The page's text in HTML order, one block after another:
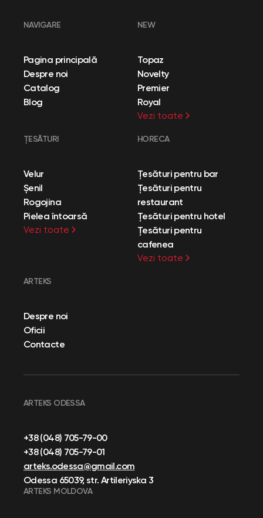
NAVIGARE
Pagina principală
Despre noi
Catalog
Blog
NEW
Topaz
Novelty
Premier
Royal
Vezi toate
ȚESĂTURI
Velur
Șenil
Rogojina
Pielea întoarsă
Vezi toate
HORECA
Țesături pentru bar
Țesături pentru
restaurant
Țesături pentru hotel
Țesături pentru
cafenea
Vezi toate
ARTEKS
Despre noi
Oficii
Contacte
ARTEKS ODESSA
+38 (048) 705-79-00
+38 (048) 705-79-01
arteks.odessa@gmail.com
Odessa 65039, str. Artileriyska 3
ARTEKS MOLDOVA